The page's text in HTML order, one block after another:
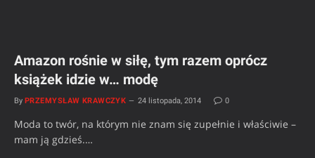
Amazon rośnie w siłę, tym razem oprócz
książek idzie w… modę
By PRZEMYSŁAW KRAWCZYK 24 listopada, 2014 0
Moda to twór, na którym nie znam się zupełnie i właściwie –
mam ją gdzieś.…